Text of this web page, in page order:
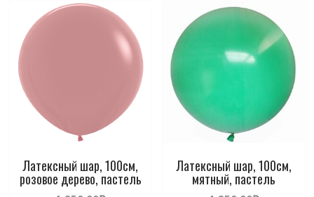
Латексный шар, 100см,
розовое дерево, пастель
Латексный шар, 100см,
мятный, пастель